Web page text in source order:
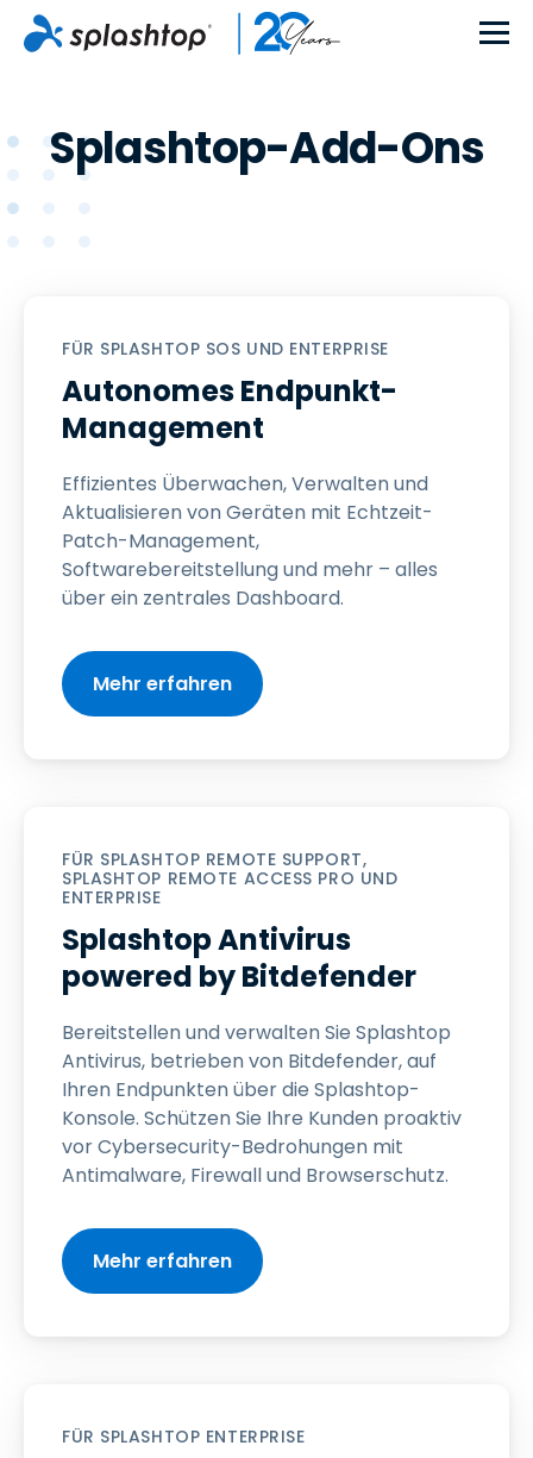
Splashtop-Add-Ons
FÜR SPLASHTOP SOS UND ENTERPRISE
Autonomes Endpunkt-
Management
Effizientes Überwachen, Verwalten und
Aktualisieren von Geräten mit Echtzeit-
Patch-Management,
Softwarebereitstellung und mehr – alles
über ein zentrales Dashboard.
Mehr erfahren
FÜR SPLASHTOP REMOTE SUPPORT,
SPLASHTOP REMOTE ACCESS PRO UND
ENTERPRISE
Splashtop Antivirus
powered by Bitdefender
Bereitstellen und verwalten Sie Splashtop
Antivirus, betrieben von Bitdefender, auf
Ihren Endpunkten über die Splashtop-
Konsole. Schützen Sie Ihre Kunden proaktiv
vor Cybersecurity-Bedrohungen mit
Antimalware, Firewall und Browserschutz.
Mehr erfahren
FÜR SPLASHTOP ENTERPRISE